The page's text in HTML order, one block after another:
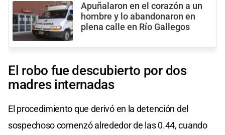
Apuñalaron en el corazón a un
hombre y lo abandonaron en
plena calle en Río Gallegos
El robo fue descubierto por dos
madres internadas
El procedimiento que derivó en la detención del
sospechoso comenzó alrededor de las 0.44, cuando